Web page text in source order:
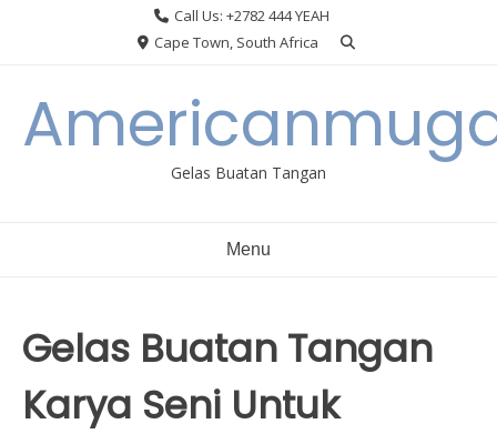
Call Us: +2782 444 YEAH
Cape Town, South Africa
Gelas Buatan Tangan
Menu
Gelas Buatan Tangan
Karya Seni Untuk